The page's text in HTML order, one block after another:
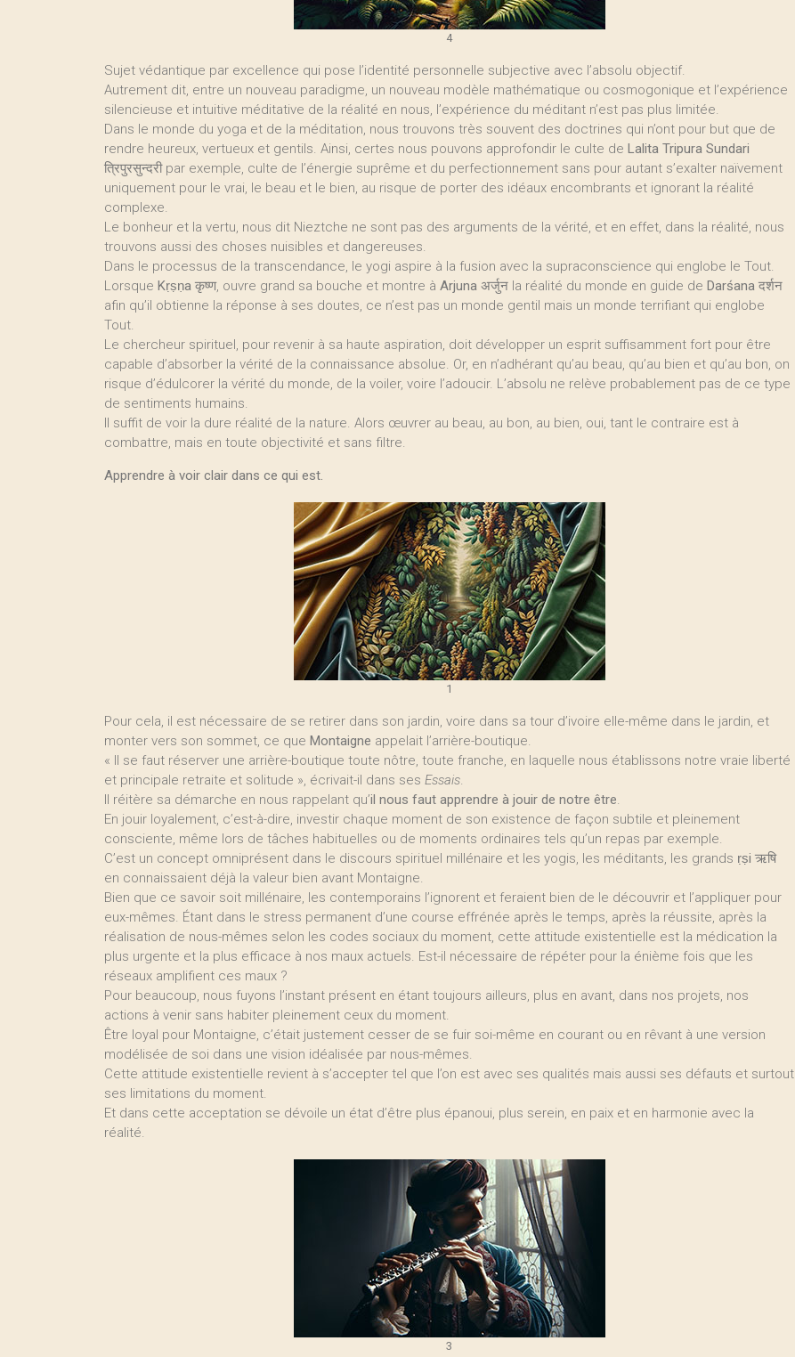
4
Sujet védantique par excellence qui pose l’identité personnelle subjective avec l’absolu objectif.
Autrement dit, entre un nouveau paradigme, un nouveau modèle mathématique ou cosmogonique et l’expérience
silencieuse et intuitive méditative de la réalité en nous, l’expérience du méditant n’est pas plus limitée.
Dans le monde du yoga et de la méditation, nous trouvons très souvent des doctrines qui n’ont pour but que de
rendre heureux, vertueux et gentils. Ainsi, certes nous pouvons approfondir le culte de Lalita Tripura Sundari
त्रिपुरसुन्दरी par exemple, culte de l’énergie suprême et du perfectionnement sans pour autant s’exalter naïvement
uniquement pour le vrai, le beau et le bien, au risque de porter des idéaux encombrants et ignorant la réalité
complexe.
Le bonheur et la vertu, nous dit Nieztche ne sont pas des arguments de la vérité, et en effet, dans la réalité, nous
trouvons aussi des choses nuisibles et dangereuses.
Dans le processus de la transcendance, le yogi aspire à la fusion avec la supraconscience qui englobe le Tout.
Lorsque Kṛṣṇa कृष्ण, ouvre grand sa bouche et montre à Arjuna अर्जुन la réalité du monde en guide de Darśana दर्शन
afin qu’il obtienne la réponse à ses doutes, ce n’est pas un monde gentil mais un monde terrifiant qui englobe
Tout.
Le chercheur spirituel, pour revenir à sa haute aspiration, doit développer un esprit suffisamment fort pour être
capable d’absorber la vérité de la connaissance absolue. Or, en n’adhérant qu’au beau, qu’au bien et qu’au bon, on
risque d’édulcorer la vérité du monde, de la voiler, voire l’adoucir. L’absolu ne relève probablement pas de ce type
de sentiments humains.
Il suffit de voir la dure réalité de la nature. Alors œuvrer au beau, au bon, au bien, oui, tant le contraire est à
combattre, mais en toute objectivité et sans filtre.
Apprendre à voir clair dans ce qui est.
1
Pour cela, il est nécessaire de se retirer dans son jardin, voire dans sa tour d’ivoire elle-même dans le jardin, et
monter vers son sommet, ce que Montaigne appelait l’arrière-boutique.
« Il se faut réserver une arrière-boutique toute nôtre, toute franche, en laquelle nous établissons notre vraie liberté
et principale retraite et solitude », écrivait-il dans ses Essais.
Il réitère sa démarche en nous rappelant qu’il nous faut apprendre à jouir de notre être.
En jouir loyalement, c’est-à-dire, investir chaque moment de son existence de façon subtile et pleinement
consciente, même lors de tâches habituelles ou de moments ordinaires tels qu’un repas par exemple.
C’est un concept omniprésent dans le discours spirituel millénaire et les yogis, les méditants, les grands ṛṣi ऋषि
en connaissaient déjà la valeur bien avant Montaigne.
Bien que ce savoir soit millénaire, les contemporains l’ignorent et feraient bien de le découvrir et l’appliquer pour
eux-mêmes. Étant dans le stress permanent d’une course effrénée après le temps, après la réussite, après la
réalisation de nous-mêmes selon les codes sociaux du moment, cette attitude existentielle est la médication la
plus urgente et la plus efficace à nos maux actuels. Est-il nécessaire de répéter pour la énième fois que les
réseaux amplifient ces maux ?
Pour beaucoup, nous fuyons l’instant présent en étant toujours ailleurs, plus en avant, dans nos projets, nos
actions à venir sans habiter pleinement ceux du moment.
Être loyal pour Montaigne, c’était justement cesser de se fuir soi-même en courant ou en rêvant à une version
modélisée de soi dans une vision idéalisée par nous-mêmes.
Cette attitude existentielle revient à s’accepter tel que l’on est avec ses qualités mais aussi ses défauts et surtout
ses limitations du moment.
Et dans cette acceptation se dévoile un état d’être plus épanoui, plus serein, en paix et en harmonie avec la
réalité.
3